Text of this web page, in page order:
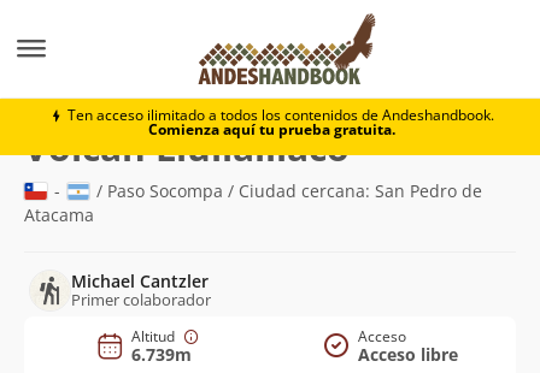
Ten acceso ilimitado a todos los contenidos de Andeshandbook.
Comienza aquí tu prueba gratuita.
Volcán Llullaillaco
Volcán Llullaillaco(6.739m)
-
/ Paso Socompa / Ciudad cercana: San Pedro de
Atacama
Michael Cantzler
Primer colaborador
Altitud
6.739m
Acceso
Acceso libre